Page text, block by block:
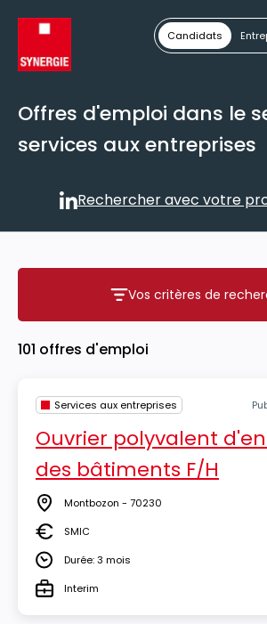
Candidats
Offres d'emploi dans le
services aux entreprises
Rechercher avec votre
Vos
Vos critères de
101 offres d'emploi
Services aux entreprises
Ouvrier polyvalent
des bâtiments F/H
Lieu Montbozon - 70230
Salaire
SMIC
DuréeDurée: 3 mois
TypeInterim